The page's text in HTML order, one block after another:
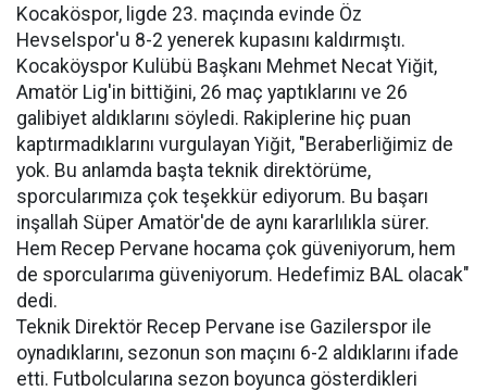
Kocaköspor, ligde 23. maçında evinde Öz
Hevselspor'u 8-2 yenerek kupasını kaldırmıştı.
Kocaköyspor Kulübü Başkanı Mehmet Necat Yiğit,
Amatör Lig'in bittiğini, 26 maç yaptıklarını ve 26
galibiyet aldıklarını söyledi. Rakiplerine hiç puan
kaptırmadıklarını vurgulayan Yiğit, "Beraberliğimiz de
yok. Bu anlamda başta teknik direktörüme,
sporcularımıza çok teşekkür ediyorum. Bu başarı
inşallah Süper Amatör'de de aynı kararlılıkla sürer.
Hem Recep Pervane hocama çok güveniyorum, hem
de sporcularıma güveniyorum. Hedefimiz BAL olacak"
dedi.
Teknik Direktör Recep Pervane ise Gazilerspor ile
oynadıklarını, sezonun son maçını 6-2 aldıklarını ifade
etti. Futbolcularına sezon boyunca gösterdikleri